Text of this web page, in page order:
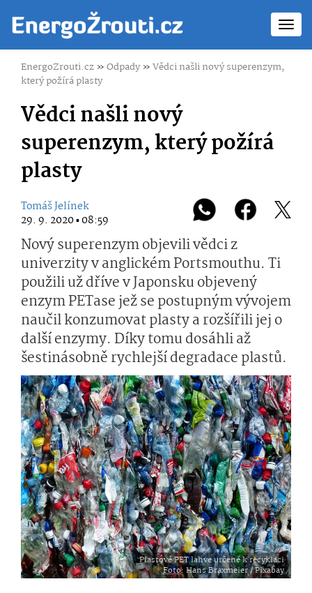
EnergoZrouti.cz»Odpady»Vědci našli nový superenzym,
který požírá plasty
Vědci našli nový
superenzym, který požírá
plasty
Tomáš Jelínek
29. 9. 2020 ▪ 08:59
Nový superenzym objevili vědci z
univerzity v anglickém Portsmouthu. Ti
použili už dříve v Japonsku objevený
enzym PETase jež se postupným vývojem
naučil konzumovat plasty a rozšířili jej o
další enzymy. Díky tomu dosáhli až
šestinásobně rychlejší degradace plastů.
Plastové PET lahve určené k recyklaci
Foto: Hans Braxmeier / Pixabay